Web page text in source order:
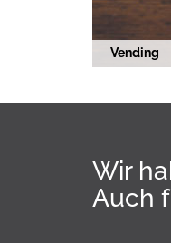
Vending
Wir
Auch